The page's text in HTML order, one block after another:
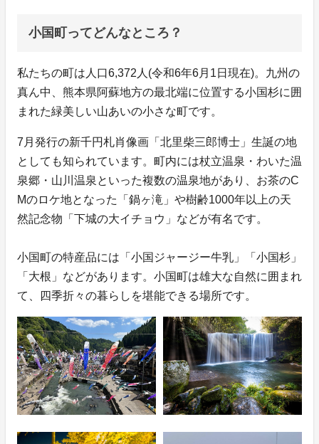
小国町ってどんなところ？
私たちの町は人口6,372人(令和6年6月1日現在)。九州の
真ん中、熊本県阿蘇地方の最北端に位置する小国杉に囲
まれた緑美しい山あいの小さな町です。
7月発行の新千円札肖像画「北里柴三郎博士」生誕の地
としても知られています。町内には杖立温泉・わいた温
泉郷・山川温泉といった複数の温泉地があり、お茶のC
Mのロケ地となった「鍋ヶ滝」や樹齢1000年以上の天
然記念物「下城の大イチョウ」などが有名です。
小国町の特産品には「小国ジャージー牛乳」「小国杉」
「大根」などがあります。小国町は雄大な自然に囲まれ
て、四季折々の暮らしを堪能できる場所です。